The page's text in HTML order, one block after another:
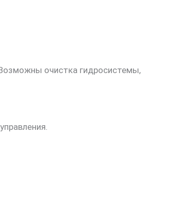
очистка гидросистемы,